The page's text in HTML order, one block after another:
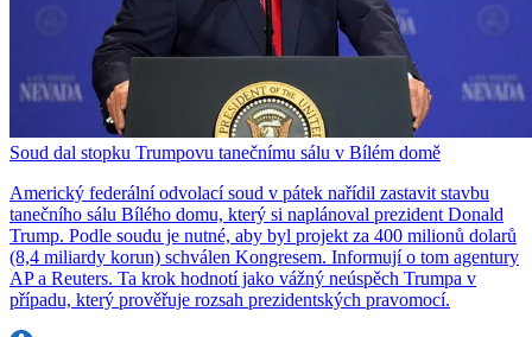
Soud dal stopku Trumpovu tanečnímu sálu v Bílém domě
Americký federální odvolací soud v pátek nařídil zastavit stavbu
tanečního sálu Bílého domu, který si naplánoval prezident Donald
Trump. Podle soudu je nutné, aby byl projekt za 400 milionů dolarů
(8,4 miliardy korun) schválen Kongresem. Informují o tom agentury
AP a Reuters. Ta krok hodnotí jako vážný neúspěch Trumpa v
případu, který prověřuje rozsah prezidentských pravomocí.